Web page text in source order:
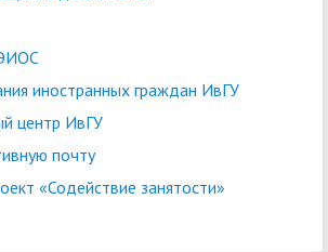
иностранных граждан ИвГУ
центр ИвГУ
почту
«Содействие занятости»